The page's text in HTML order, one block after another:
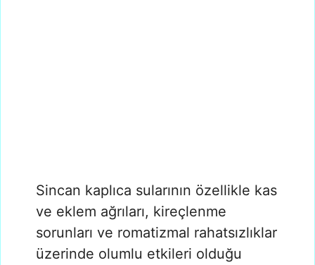
Sincan kaplıca sularının özellikle kas
ve eklem ağrıları, kireçlenme
sorunları ve romatizmal rahatsızlıklar
üzerinde olumlu etkileri olduğu